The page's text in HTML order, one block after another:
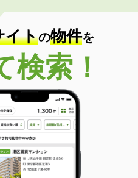
イトの物件を
検索！